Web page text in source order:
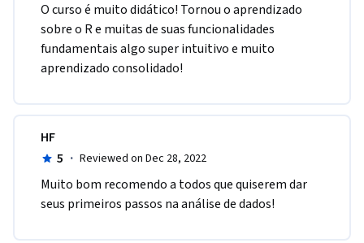
O curso é muito didático! Tornou o aprendizado
sobre o R e muitas de suas funcionalidades
fundamentais algo super intuitivo e muito
aprendizado consolidado!
HF
5 · Reviewed on Dec 28, 2022
Muito bom recomendo a todos que quiserem dar
seus primeiros passos na análise de dados!